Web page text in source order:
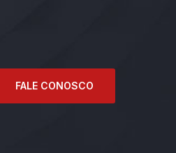
FALE CONOSCO